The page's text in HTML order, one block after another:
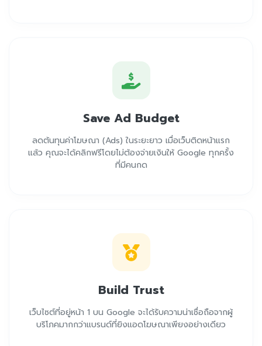
Save Ad Budget
ลดต้นทุนค่าโฆษณา (Ads) ในระยะยาว เมื่อเว็บติดหน้าแรก
แล้ว คุณจะได้คลิกฟรีโดยไม่ต้องจ่ายเงินให้ Google ทุกครั้ง
ที่มีคนกด
Build Trust
เว็บไซต์ที่อยู่หน้า 1 บน Google จะได้รับความน่าเชื่อถือจากผู้
บริโภคมากกว่าแบรนด์ที่ยิงแอดโฆษณาเพียงอย่างเดียว